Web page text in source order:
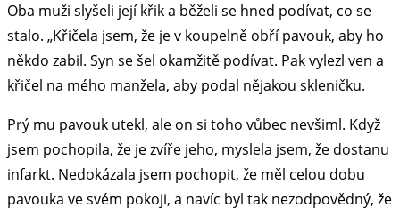
Oba muži slyšeli její křik a běželi se hned podívat, co se
stalo. „Křičela jsem, že je v koupelně obří pavouk, aby ho
někdo zabil. Syn se šel okamžitě podívat. Pak vylezl ven a
křičel na mého manžela, aby podal nějakou skleničku.
Prý mu pavouk utekl, ale on si toho vůbec nevšiml. Když
jsem pochopila, že je zvíře jeho, myslela jsem, že dostanu
infarkt. Nedokázala jsem pochopit, že měl celou dobu
pavouka ve svém pokoji, a navíc byl tak nezodpovědný, že